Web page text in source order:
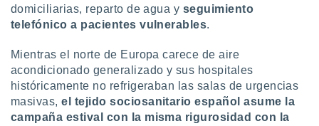
domiciliarias, reparto de agua y seguimiento
telefónico a pacientes vulnerables.
Mientras el norte de Europa carece de aire
acondicionado generalizado y sus hospitales
históricamente no refrigeraban las salas de urgencias
masivas,el tejido sociosanitario español asume la
campaña estival con la misma rigurosidad con la